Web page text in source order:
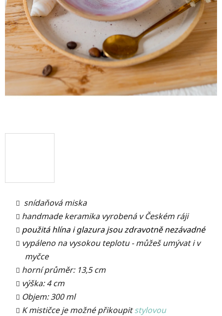
snídaňová miska
handmade keramika vyrobená v Českém ráji
použitá hlína i glazura jsou zdravotně nezávadné
vypáleno na vysokou teplotu - můžeš umývat i v
myčce
horní průměr: 13,5 cm
výška: 4 cm
Objem: 300 ml
K mističce je možné přikoupitstylovou